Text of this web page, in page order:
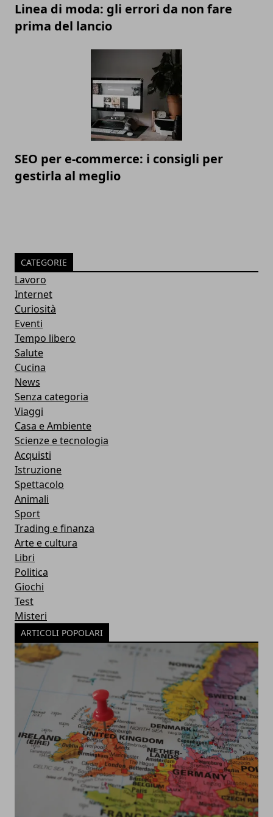
Linea di moda: gli errori da non fare
prima del lancio
SEO per e-commerce: i consigli per
gestirla al meglio
CATEGORIE
Lavoro
Internet
Curiosità
Eventi
Tempo libero
Salute
Cucina
News
Senza categoria
Viaggi
Casa e Ambiente
Scienze e tecnologia
Acquisti
Istruzione
Spettacolo
Animali
Sport
Trading e finanza
Arte e cultura
Libri
Politica
Giochi
Test
Misteri
ARTICOLI POPOLARI